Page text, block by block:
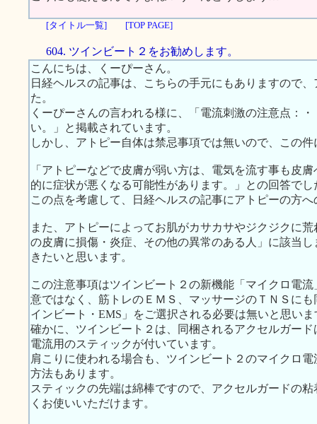
[タイトル一覧] [TOP PAGE]
604. ツインビート２をお勧めします。
こんにちは、くーぴーさん。
日経ヘルスの記事は、こちらの手元にもありますので
た。
くーぴーさんの言われる様に、「電流刺激の注意点：
い。」と掲載されています。
しかし、アトピー自体は禁忌事項では無いので、この
「アトピーなどで皮膚が弱い方は、電気を流す事も皮
的に症状が悪くなる可能性があります。」との回答でし
この点を考慮して、日経ヘルスの記事にアトピーの方
また、アトピーによってお肌がカサカサやジクジクに
の皮膚に損傷・炎症、その他の異常のある人」に該当
きたいと思います。
この注意事項はツインビート２の新機能「マイクロ電
意ではなく、筋トレのＥＭＳ、マッサージのＴＮＳに
インビート・EMS」をご選択される必要は無いと思いま
確かに、ツインビート２は、同梱されるアクセルガー
電流用のスティックが付いています。
肩こりに使われる場合も、ツインビート２のマイクロ
方法もあります。
スティックの先端は綿棒ですので、アクセルガードの
くお使いいただけます。